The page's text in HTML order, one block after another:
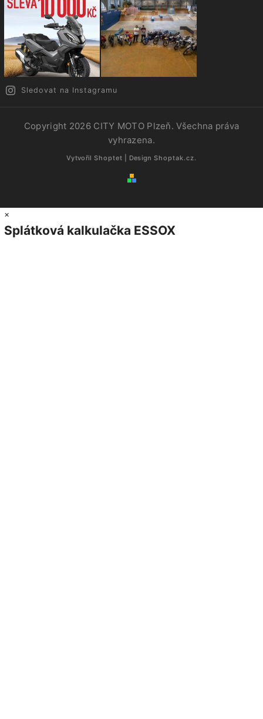
Sledovat na Instagramu
Copyright 2026 CITY MOTO Plzeň. Všechna práva
vyhrazena.
Vytvořil Shoptet | Design Shoptak.cz.
×
Splátková kalkulačka ESSOX